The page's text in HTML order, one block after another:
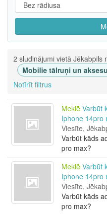
2 sludinājumi vietā Jēkabpils
Mobilie tālruņi un
Notīrīt filtrus
Meklē Varbūt
Iphone 14pro
Viesīte,
Varbūt kāds
pro max?
Meklē Varbūt
Iphone 14pro
Viesīte,
Varbūt kāds
pro max?